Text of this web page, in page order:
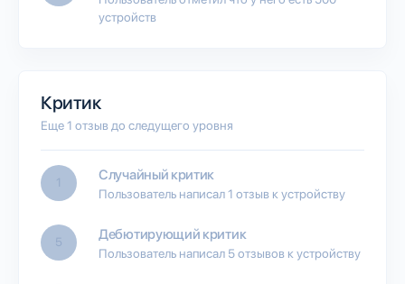
устройств
Критик
Еще 1 отзыв до следущего уровня
1 Случайный критик
Пользователь написал 1 отзыв к устройству
5 Дебютирующий критик
Пользователь написал 5 отзывов к устройству